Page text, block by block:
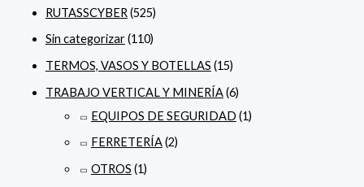
RUTASSCYBER(525)
Sin categorizar(110)
TERMOS, VASOS Y BOTELLAS (15)
TRABAJO VERTICAL Y MINERÍA(6)
EQUIPOS DE SEGURIDAD (1)
FERRETERÍA(2)
OTROS (1)